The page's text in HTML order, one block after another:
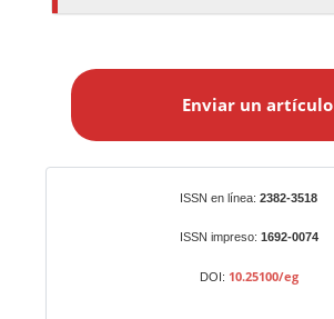
a
Enviar un artículo
ISSN en línea: 2382-3518
ISSN impreso: 1692-0074
DOI: 10.25100/eg